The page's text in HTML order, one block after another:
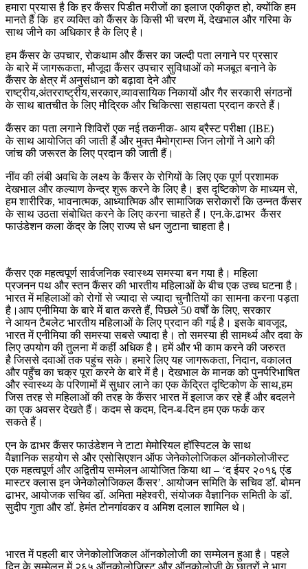
हमारा प्रयास है कि हर कैंसर पिडीत मरीजों का इलाज एकीकृत हो, क्योंकि हम
मानते हैं कि हर व्यक्ति को कैंसर के किसी भी चरण में, देखभाल और गरिमा के
साथ जीने का अधिकार है के लिए है।
हम कैंसर के उपचार, रोकथाम और कैंसर का जल्दी पता लगाने पर प्रसार
के बारे में जागरूकता, मौजूदा कैंसर उपचार सुविधाओं को मजबूत बनाने के
कैंसर के क्षेत्र में अनुसंधान को बढ़ावा देने और
राष्ट्रीय,अंतरराष्ट्रीय,सरकार,व्यावसायिक निकायों और गैर सरकारी संगठनों
के साथ बातचीत के लिए मौद्रिक और चिकित्सा सहायता प्रदान करते हैं।
कैंसर का पता लगाने शिविरों एक नई तकनीक- आय ब्रैस्ट परीक्षा (IBE)
के साथ आयोजित की जाती हैं और मुक्त मैमोग्राम्स जिन लोगों ने आगे की
जांच की जरूरत के लिए प्रदान की जाती हैं।
नींव की लंबी अवधि के लक्ष्य के कैंसर के रोगियों के लिए एक पूर्ण प्रशामक
देखभाल और कल्याण केन्द्र शुरू करने के लिए है। इस दृष्टिकोण के माध्यम से,
हम शारीरिक, भावनात्मक, आध्यात्मिक और सामाजिक सरोकारों कि उन्नत कैंसर
के साथ उठता संबोधित करने के लिए करना चाहते हैं। एन.के.ढाभर कैंसर
फाउंडेशन कला केंद्र के लिए राज्य से धन जुटाना चाहता है।
कैंसर एक महत्वपूर्ण सार्वजनिक स्वास्थ्य समस्या बन गया है। महिला
प्रजनन पथ और स्तन कैंसर की भारतीय महिलाओं के बीच एक उच्च घटना है।
भारत में महिलाओं को रोगों से ज्यादा से ज्यादा चुनौतियों का सामना करना पड़ता
है।आप एनीमिया के बारे में बात करते हैं, पिछले 50 वर्षों के लिए, सरकार
ने आयन टैबलेट भारतीय महिलाओं के लिए प्रदान की गई है। इसके बावजूद,
भारत में एनीमिया की समस्या सबसे ज्यादा है। तो समस्या ही सामर्थ्य और दवा के
लिए उपयोग की तुलना में कहीं अधिक है। हमें और भी काम करने की जरुरत
है जिससे दवाओं तक पहुंच सके। हमारे लिए यह जागरूकता, निदान, वकालत
और पहुँच का चक्र पूरा करने के बारे में है। देखभाल के मानक को पुनर्परिभाषित
और स्वास्थ्य के परिणामों में सुधार लाने का एक केंद्रित दृष्टिकोण के साथ,हम
जिस तरह से महिलाओं की तरह के कैंसर भारत में इलाज कर रहे हैं और बदलने
का एक अवसर देखते हैं। कदम से कदम, दिन-ब-दिन हम एक फर्क कर
सकते हैं।
एन के ढाभर कैंसर फाउंडेशन ने टाटा मेमोरियल हॉस्पिटल के साथ
वैज्ञानिक सहयोग से और एसोसिएशन ऑफ जेनेकोलोजिकल ऑनकोलोजीस्ट
एक महत्वपूर्ण और अद्वितीय सम्मेलन आयोजित किया था – ‘द ईयर २०१६ एंड
मास्टर क्लास इन जेनेकोलोजिकल कैंसर’. आयोजन समिति के सचिव डॉ. बोमन
ढाभर, आयोजक सचिव डॉ. अमिता महेश्वरी, संयोजक वैज्ञानिक समिती के डॉ.
सुदीप गुता और डॉ. हेमंत टोनगांवकर व अमिश दलाल शामिल थे।
भारत में पहली बार जेनेकोलोजिकल ऑनकोलोजी का सम्मेलन हुआ है। पहले
दिन के सम्मेलन में २६५ ऑनकोलोजिस्ट और ऑनकोलोजी के छात्रों ने भाग